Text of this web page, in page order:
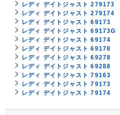
レディ デイトジャスト 279173
レディ デイトジャスト 279174
レディ デイトジャスト 69173
レディ デイトジャスト 69173G
レディ デイトジャスト 69174
レディ デイトジャスト 69178
レディ デイトジャスト 69278
レディ デイトジャスト 69288
レディ デイトジャスト 79163
レディ デイトジャスト 79173
レディ デイトジャスト 79174